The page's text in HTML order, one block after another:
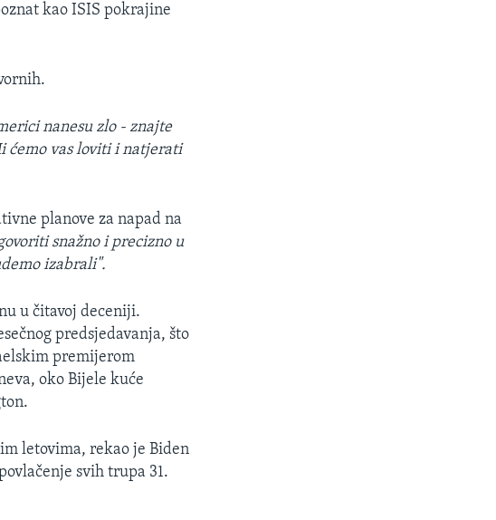
kao ISIS pokrajine
nanesu zlo - znajte
ćemo vas loviti i natjerati
planove za napad na
snažno i precizno u
izabrali".
u čitavoj deceniji.
predsjedavanja, što
premijerom
oko Bijele kuće
letovima, rekao je Biden
svih trupa 31.